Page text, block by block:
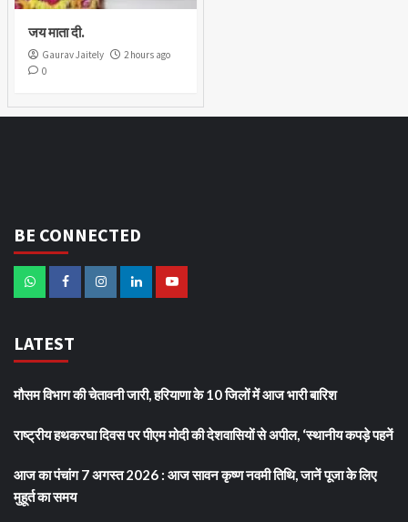
जय माता दी.
Gaurav Jaitely
2 hours ago
0
BE CONNECTED
LATEST
मौसम विभाग की चेतावनी जारी, हरियाणा के 10 जिलों में आज भारी बारिश
राष्ट्रीय हथकरघा दिवस पर पीएम मोदी की देशवासियों से अपील, ‘स्थानीय कपड़े पहनें
आज का पंचांग 7 अगस्त 2026 : आज सावन कृष्ण नवमी तिथि, जानें पूजा के लिए
मुहूर्त का समय